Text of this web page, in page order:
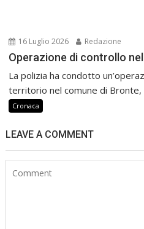
16 Luglio 2026 Redazione
Operazione di controllo
La polizia ha condotto
territorio nel comune di Bronte,
Cronaca
LEAVE A COMMENT